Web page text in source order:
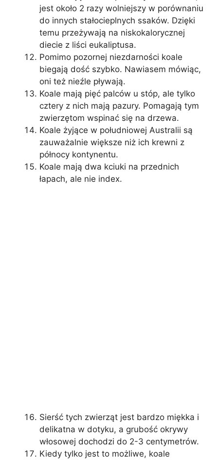
jest około 2 razy wolniejszy w porównaniu
do innych stałocieplnych ssaków. Dzięki
temu przeżywają na niskokalorycznej
diecie z liści eukaliptusa.
Pomimo pozornej niezdarności koale
biegają dość szybko. Nawiasem mówiąc,
oni też nieźle pływają.
Koale mają pięć palców u stóp, ale tylko
cztery z nich mają pazury. Pomagają tym
zwierzętom wspinać się na drzewa.
Koale żyjące w południowej Australii są
zauważalnie większe niż ich krewni z
północy kontynentu.
Koale mają dwa kciuki na przednich
łapach, ale nie index.
Sierść tych zwierząt jest bardzo miękka i
delikatna w dotyku, a grubość okrywy
włosowej dochodzi do 2-3 centymetrów.
Kiedy tylko jest to możliwe, koale